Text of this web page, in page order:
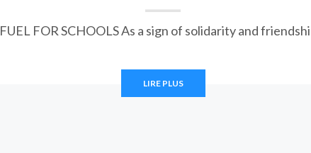
FUEL FOR SCHOOLS As a sign of solidarity and
LIRE PLUS